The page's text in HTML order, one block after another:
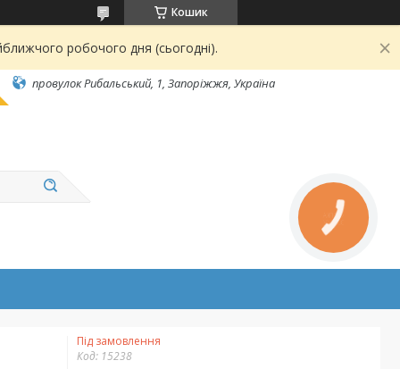
Кошик
робочого дня (сьогодні).
провулок Рибальський, 1, Запоріжжя, Україна
Під замовлення
Код: 15238
КНОПКА
ЗВ'ЯЗКУ